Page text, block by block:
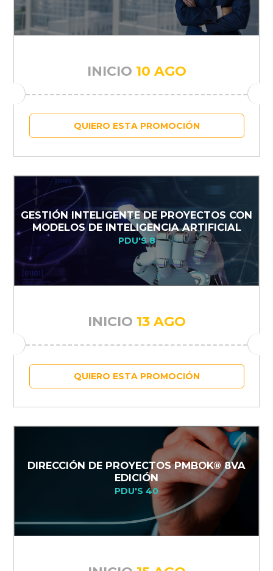
INICIO 10 AGO
QUIERO ESTA PROMOCIÓN
GESTIÓN INTELIGENTE DE PROYECTOS CON
MODELOS DE INTELIGENCIA ARTIFICIAL
PDU'S 8
INICIO 13 AGO
QUIERO ESTA PROMOCIÓN
DIRECCIÓN DE PROYECTOS PMBOK® 8VA
EDICIÓN
PDU'S 40